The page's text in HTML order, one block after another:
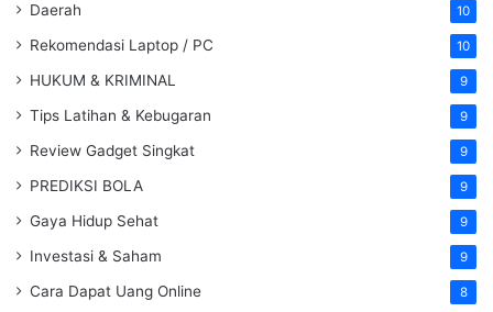
Daerah 10
Rekomendasi Laptop / PC 10
HUKUM & KRIMINAL 9
Tips Latihan & Kebugaran 9
Review Gadget Singkat 9
PREDIKSI BOLA 9
Gaya Hidup Sehat 9
Investasi & Saham 9
Cara Dapat Uang Online 8